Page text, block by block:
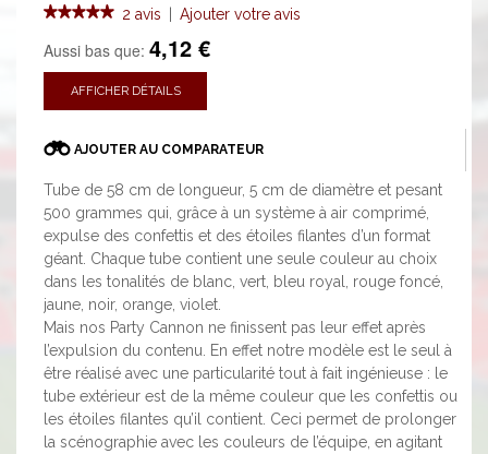
2 avis
Ajouter votre avis
Aussi bas que: 4,12 €
AFFICHER DÉTAILS
AJOUTER AU COMPARATEUR
Tube de 58 cm de longueur, 5 cm de diamètre et pesant
500 grammes qui, grâce à un système à air comprimé,
expulse des confettis et des étoiles filantes d’un format
géant. Chaque tube contient une seule couleur au choix
dans les tonalités de blanc, vert, bleu royal, rouge foncé,
jaune, noir, orange, violet.
Mais nos Party Cannon ne finissent pas leur effet après
l’expulsion du contenu. En effet notre modèle est le seul à
être réalisé avec une particularité tout à fait ingénieuse : le
tube extérieur est de la même couleur que les confettis ou
les étoiles filantes qu’il contient. Ceci permet de prolonger
la scénographie avec les couleurs de l’équipe, en agitant